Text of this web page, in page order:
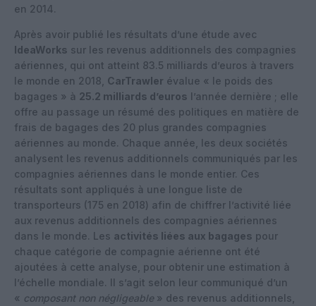
en 2014.
Après avoir publié les résultats d’une étude avec
IdeaWorks sur les revenus additionnels des compagnies
aériennes, qui ont atteint 83.5 milliards d’euros à travers
le monde en 2018, CarTrawler évalue « le poids des
bagages » à 25.2 milliards d’euros l’année dernière ; elle
offre au passage un résumé des politiques en matière de
frais de bagages des 20 plus grandes compagnies
aériennes au monde. Chaque année, les deux sociétés
analysent les revenus additionnels communiqués par les
compagnies aériennes dans le monde entier. Ces
résultats sont appliqués à une longue liste de
transporteurs (175 en 2018) afin de chiffrer l’activité liée
aux revenus additionnels des compagnies aériennes
dans le monde. Les activités liées aux bagages pour
chaque catégorie de compagnie aérienne ont été
ajoutées à cette analyse, pour obtenir une estimation à
l’échelle mondiale. Il s’agit selon leur communiqué d’un
« composant non négligeable » des revenus additionnels,